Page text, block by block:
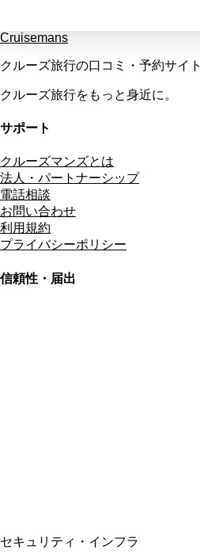
Cruisemans
クルーズ旅行の口コミ・予約サイト
クルーズ旅行をもっと身近に。
サポート
クルーズマンズとは
法人・パートナーシップ
電話相談
お問い合わせ
利用規約
プライバシーポリシー
信頼性・届出
セキュリティ・インフラ